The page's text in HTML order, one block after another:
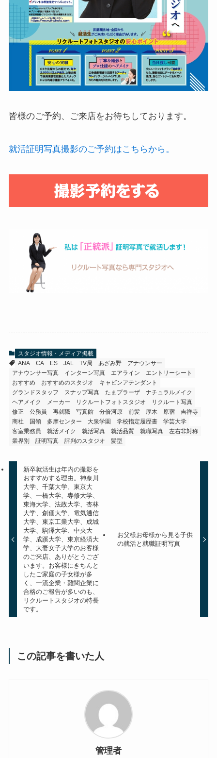
皆様のご予約、ご来店をお待ちしております。
就活証明写真撮影のご予約はこちらから。
スタジオ情報・メディア掲載
ANA
CA ES JAL TV局 あざみ野
アナウンサー
アナウンサー写真
インターン写真 エアライン
エントリーシート
おすすめ
おすすめのスタジオ
キャビンアテンダント
グランドスタッフ
スナップ写真 たまプラーザ
ナチュラルメイク
ヘアメイク
メーカー リクルートフォトスタジオ
リクルート写真
修正
公務員 再就職 写真館 分倍河原 前髪 厚木 原宿
吉祥寺
商社
国領 多摩センター 大泉学園 学校指定履歴書
学芸大学
客室乗務員
就活メイク 就活写真 就活品質 就職写真
左右非対称
業界別
証明写真 評判のスタジオ 髪型
新卒就活生は年内の撮影を
おすすめする理由。神奈川
大学、千葉大学、東京大
学、一橋大学、専修大学、
東海大学、法政大学、杏林
大学、創価大学、電気通信
大学、東京工業大学、成城
大学、駒澤大学、中央大
学、成蹊大学、東京経済大
学、大妻女子大学のお客様
のご来店、ありがとうござ
います。お客様にきちんと
したご家庭の子女様が多
く、一流企業・難関企業に
合格のご報告が多いのも、
リクルートスタジオの特長
です。
お父様お母様から見る子供
の就活と就職証明写真
この記事を書いた人
管理者